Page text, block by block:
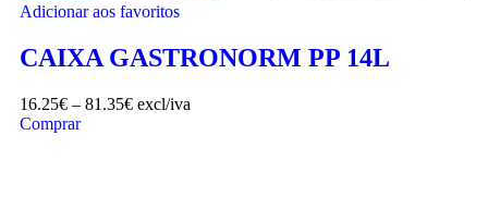
Adicionar aos favoritos
CAIXA GASTRONORM PP 14L
16.25€ – 81.35€ excl/iva
Comprar